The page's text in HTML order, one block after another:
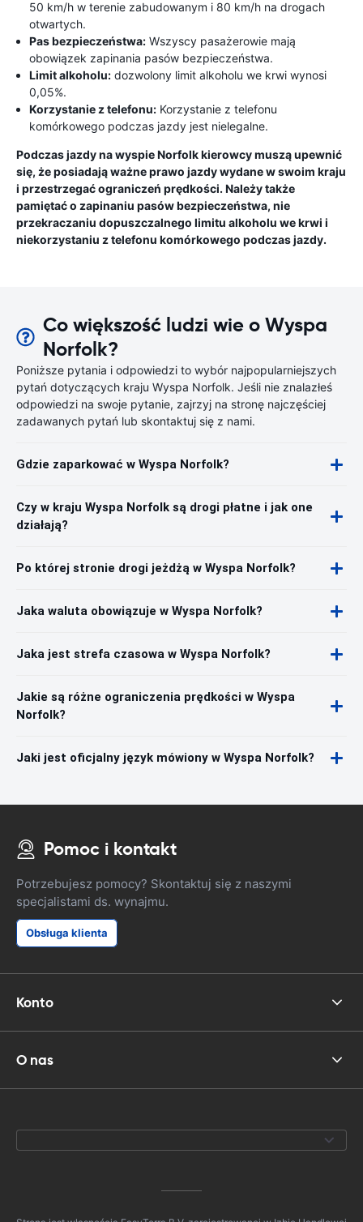
50 km/h w terenie zabudowanym i 80 km/h na drogach
otwartych.
Pas bezpieczeństwa: Wszyscy pasażerowie mają
obowiązek zapinania pasów bezpieczeństwa.
Limit alkoholu: dozwolony limit alkoholu we krwi wynosi
0,05%.
Korzystanie z telefonu: Korzystanie z telefonu
komórkowego podczas jazdy jest nielegalne.
Podczas jazdy na wyspie Norfolk kierowcy muszą upewnić
się, że posiadają ważne prawo jazdy wydane w swoim kraju
i przestrzegać ograniczeń prędkości. Należy także
pamiętać o zapinaniu pasów bezpieczeństwa, nie
przekraczaniu dopuszczalnego limitu alkoholu we krwi i
niekorzystaniu z telefonu komórkowego podczas jazdy.
Co większość ludzi wie o Wyspa
Norfolk?
Poniższe pytania i odpowiedzi to wybór najpopularniejszych
pytań dotyczących kraju Wyspa Norfolk. Jeśli nie znalazłeś
odpowiedzi na swoje pytanie, zajrzyj na stronę najczęściej
zadawanych pytań lub skontaktuj się z nami.
Gdzie zaparkować w Wyspa Norfolk?
Czy w kraju Wyspa Norfolk są drogi płatne i jak one
działają?
Po której stronie drogi jeżdżą w Wyspa Norfolk?
Jaka waluta obowiązuje w Wyspa Norfolk?
Jaka jest strefa czasowa w Wyspa Norfolk?
Jakie są różne ograniczenia prędkości w Wyspa
Norfolk?
Jaki jest oficjalny język mówiony w Wyspa Norfolk?
Pomoc i kontakt
Potrzebujesz pomocy? Skontaktuj się z naszymi
specjalistami ds. wynajmu.
Obsługa klienta
Konto
O nas